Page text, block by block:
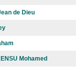
de Dieu
Mohamed